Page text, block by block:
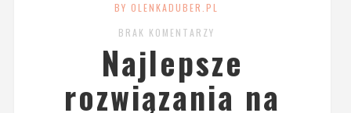
BY OLENKADUBER.PL
BRAK KOMENTARZY
Najlepsze
rozwiązania na